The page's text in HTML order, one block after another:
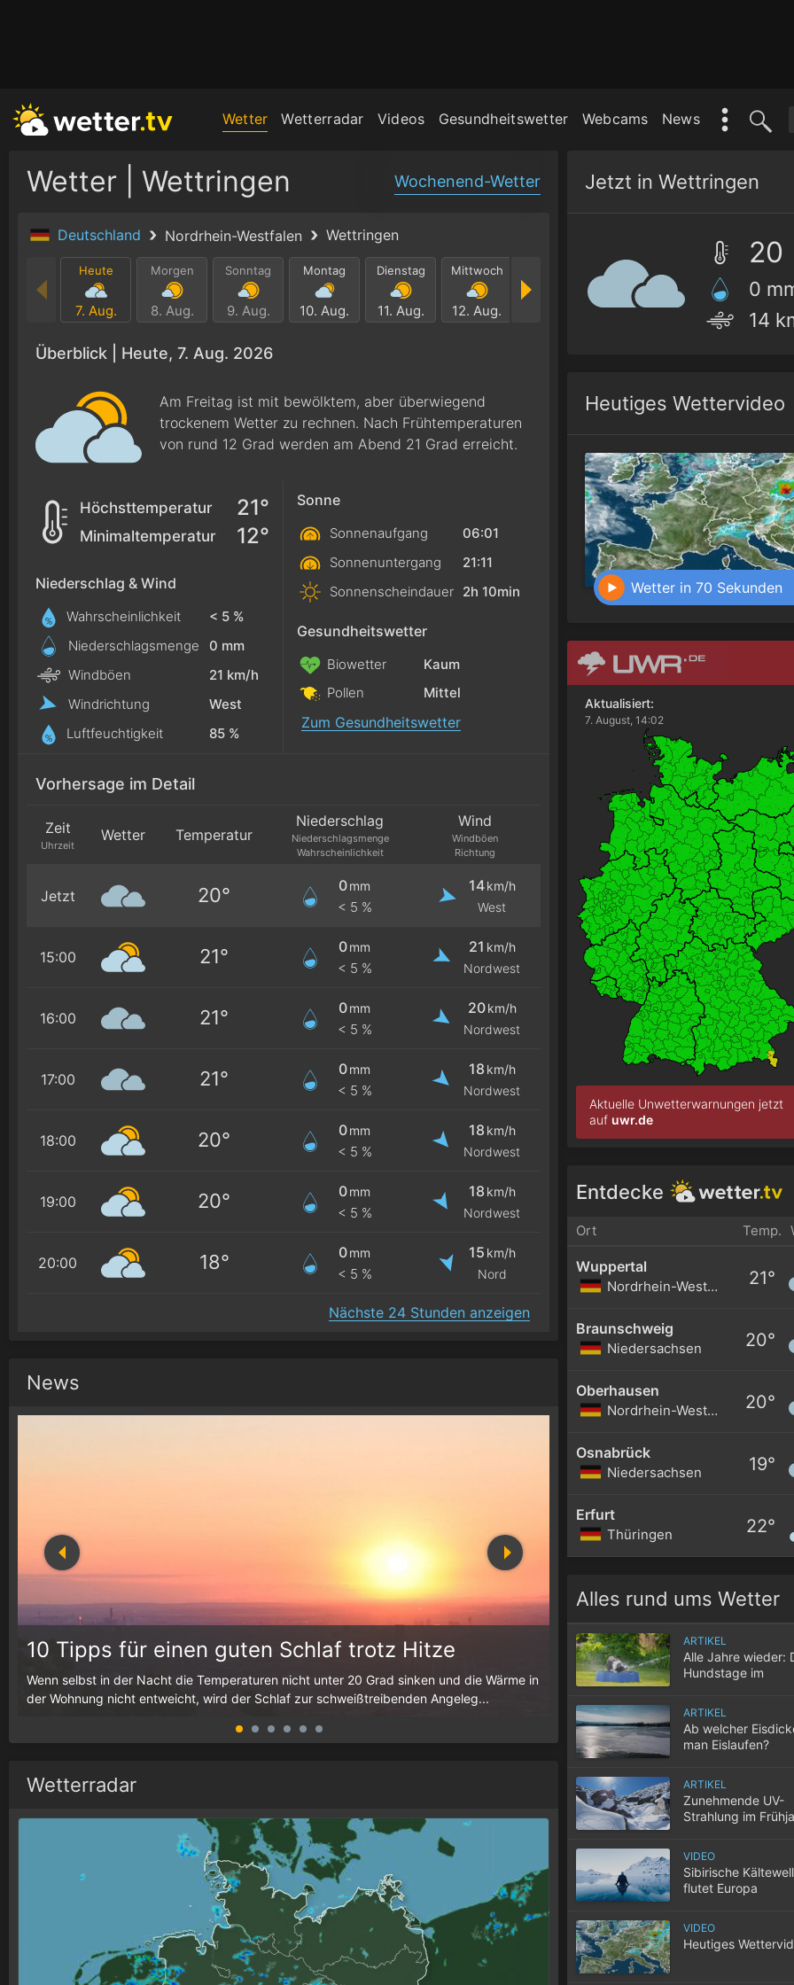
Wetter Wetterradar Videos Gesundheitswetter Webcams News
Wetter | Wettringen Wochenend-Wetter
Deutschland Nordrhein-Westfalen Wettringen
Heute
7. Aug.
Morgen
8. Aug.
Sonntag
9. Aug.
Montag
10. Aug.
Dienstag
11. Aug.
Mittwoch
12. Aug.
Freitag
14. Aug. 15. Aug. 16.
Überblick | Heute, 7. Aug. 2026
Am Freitag ist mit bewölktem, aber überwiegend
trockenem Wetter zu rechnen. Nach Frühtemperaturen
von rund 12 Grad werden am Abend 21 Grad erreicht.
Höchsttemperatur 21°
Minimaltemperatur 12°
Niederschlag & Wind
Wahrscheinlichkeit
< 5 %
Niederschlagsmenge
0 mm
Windböen
21 km/h
Windrichtung
West
Luftfeuchtigkeit
85 %
Sonne
Sonnenaufgang
06:01
Sonnenuntergang
21:11
Sonnenscheindauer 2h 10min
Gesundheitswetter
Biowetter
Kaum
Pollen
Mittel
Zum Gesundheitswetter
Vorhersage im Detail
Zeit
Uhrzeit
Wetter Temperatur
Niederschlag
Niederschlagsmenge
Wahrscheinlichkeit
Wind
Windböen
Richtung
Jetzt 20° 0mm
< 5 %
14 km/h
West
15:00 21° 0mm
< 5 %
21 km/h
Nordwest
16:00 21° 0mm
< 5 %
20 km/h
Nordwest
17:00 21° 0mm
< 5 %
18 km/h
Nordwest
18:00 20° 0mm
< 5 %
18 km/h
Nordwest
19:00 20° 0mm
< 5 %
18 km/h
Nordwest
20:00 18° 0mm
< 5 %
15 km/h
Nord
Nächste 24 Stunden anzeigen
News
10 Tipps für einen guten Schlaf trotz Hitze
Wenn selbst in der Nacht die Temperaturen nicht unter 20 Grad sinken und die Wärme in
der Wohnung nicht entweicht, wird der Schlaf zur schweißtreibenden Angeleg...
Die Schafskälte
Der Juni ist meist durch sommerliche
Wetterradar
Jetzt in Wettringen
20
0
14
Heutiges Wettervideo
Wetter in 70 Sekunden
Aktualisiert:
7. August, 14:02
Aktuelle Unwetterwarnungen jetzt
auf uwr.de
Entdecke
Ort Temp.
Wuppertal
Nordrhein-Westfalen 21°
Braunschweig
Niedersachsen 20°
Oberhausen
Nordrhein-Westfalen 20°
Osnabrück
Niedersachsen 19°
Erfurt
Thüringen 22°
Alles rund ums Wetter
ARTIKEL
Alle Jahre wieder:
Hundstage im
ARTIKEL
Ab welcher
man Eislaufen?
ARTIKEL
Zunehmende UV-
Strahlung im
VIDEO
Sibirische
flutet Europa
VIDEO
Heutiges